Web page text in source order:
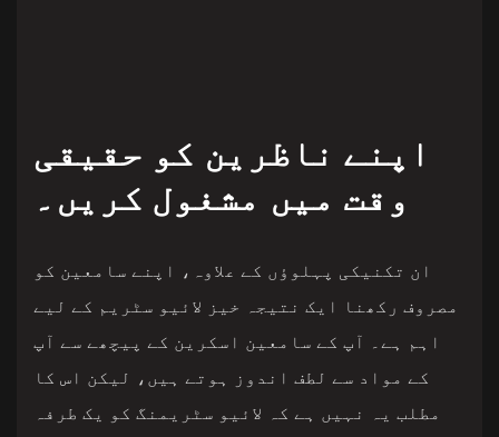
اپنے ناظرین کو حقیقی
وقت میں مشغول کریں۔
ان تکنیکی پہلوؤں کے علاوہ، اپنے سامعین کو
مصروف رکھنا ایک نتیجہ خیز لائیو سٹریم کے لیے
اہم ہے۔ آپ کے سامعین اسکرین کے پیچھے سے آپ
کے مواد سے لطف اندوز ہوتے ہیں، لیکن اس کا
مطلب یہ نہیں ہے کہ لائیو سٹریمنگ کو یک طرفہ